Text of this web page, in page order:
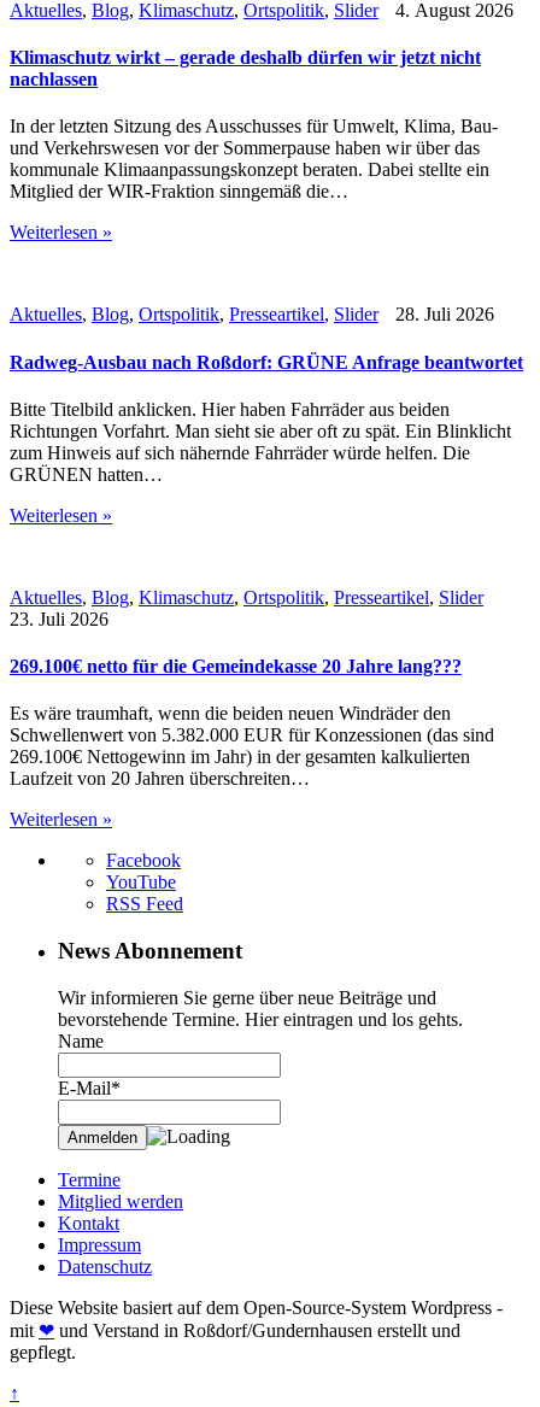
Aktuelles, Blog, Klimaschutz, Ortspolitik, Slider 4. August 2026
Klimaschutz wirkt – gerade deshalb dürfen wir jetzt nicht
nachlassen
In der letzten Sitzung des Ausschusses für Umwelt, Klima, Bau-
und Verkehrswesen vor der Sommerpause haben wir über das
kommunale Klimaanpassungskonzept beraten. Dabei stellte ein
Mitglied der WIR-Fraktion sinngemäß die…
Weiterlesen »
Aktuelles, Blog, Ortspolitik, Presseartikel, Slider 28. Juli 2026
Radweg-Ausbau nach Roßdorf: GRÜNE Anfrage beantwortet
Bitte Titelbild anklicken. Hier haben Fahrräder aus beiden
Richtungen Vorfahrt. Man sieht sie aber oft zu spät. Ein Blinklicht
zum Hinweis auf sich nähernde Fahrräder würde helfen. Die
GRÜNEN hatten…
Weiterlesen »
Aktuelles, Blog, Klimaschutz, Ortspolitik, Presseartikel, Slider
23. Juli 2026
269.100€ netto für die Gemeindekasse 20 Jahre lang???
Es wäre traumhaft, wenn die beiden neuen Windräder den
Schwellenwert von 5.382.000 EUR für Konzessionen (das sind
269.100€ Nettogewinn im Jahr) in der gesamten kalkulierten
Laufzeit von 20 Jahren überschreiten…
Weiterlesen »
Facebook
YouTube
RSS Feed
News Abonnement
Wir informieren Sie gerne über neue Beiträge und
bevorstehende Termine. Hier eintragen und los gehts.
Name
E-Mail*
Termine
Mitglied werden
Kontakt
Impressum
Datenschutz
Diese Website basiert auf dem Open-Source-System Wordpress -
mit ❤ und Verstand in Roßdorf/Gundernhausen erstellt und
gepflegt.
↑